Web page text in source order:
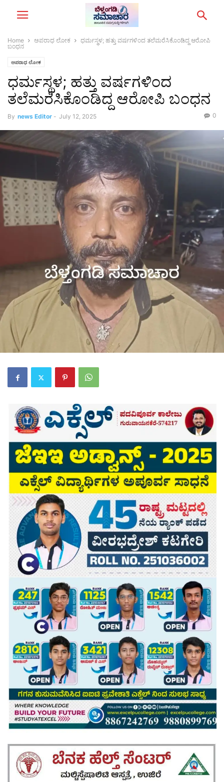
Home ಅಪರಾಧ ಲೋಕ
ಧರ್ಮಸ್ಥಳ; ಹತ್ತು ವರ್ಷಗಳಿಂದ ತಲೆಮರೆಸಿಕೊಂಡಿದ್ದ ಆರೋಪಿ
ಬಂಧನ
ಅಪರಾಧ ಲೋಕ
ಧರ್ಮಸ್ಥಳ; ಹತ್ತು ವರ್ಷಗಳಿಂದ
ತಲೆಮರೆಸಿಕೊಂಡಿದ್ದ ಆರೋಪಿ ಬಂಧನ
By news Editor - July 12, 2025 0